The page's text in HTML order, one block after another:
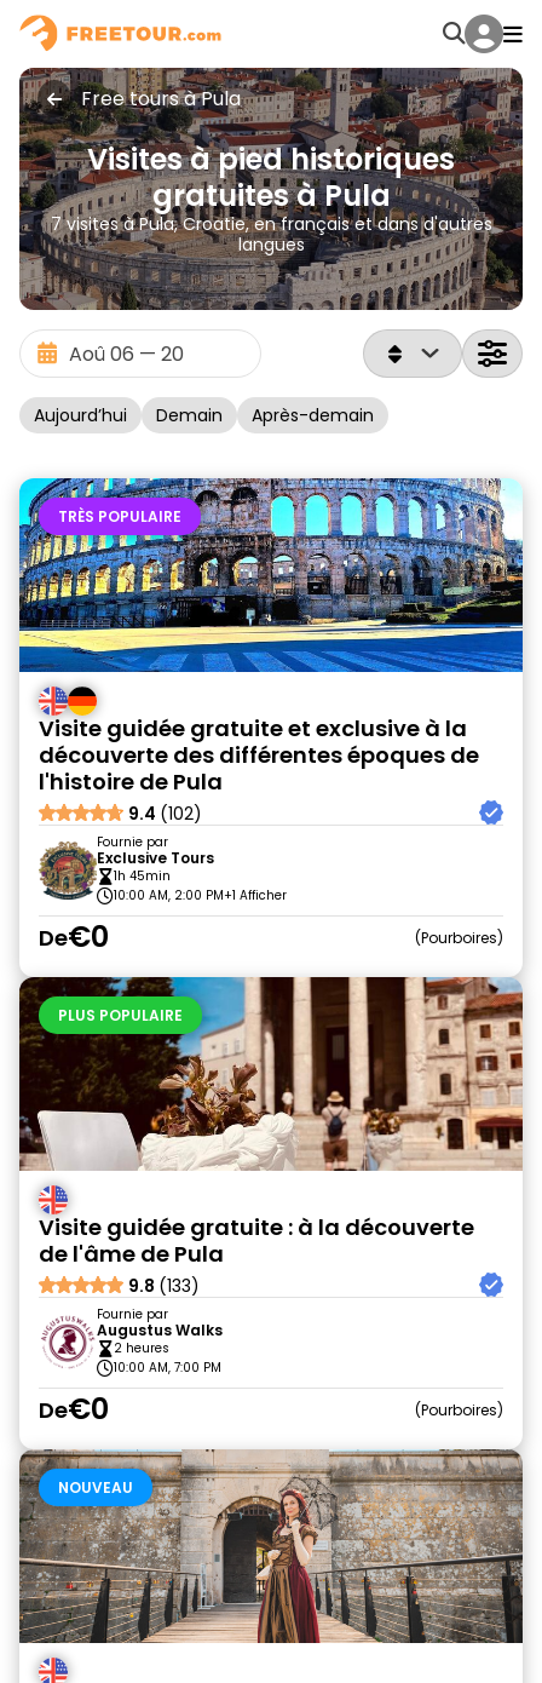
Free tours à Pula
Visites à pied historiques
gratuites à Pula
7 visites à Pula, Croatie, en français et dans d'autres
langues
Aujourd’hui Demain Après-demain
TRÈS POPULAIRE
Visite guidée gratuite et exclusive à la
découverte des différentes époques de
l'histoire de Pula
9.4 (102)
Fournie par
Exclusive Tours
1h 45min
10:00 AM, 2:00 PM+1 Afficher
De€0 Pourboires
PLUS POPULAIRE
Visite guidée gratuite : à la découverte
de l'âme de Pula
9.8 (133)
Fournie par
Augustus Walks
2 heures
10:00 AM, 7:00 PM
De€0 Pourboires
NOUVEAU